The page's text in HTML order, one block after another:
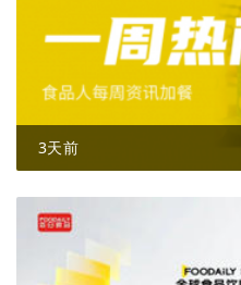
3天前